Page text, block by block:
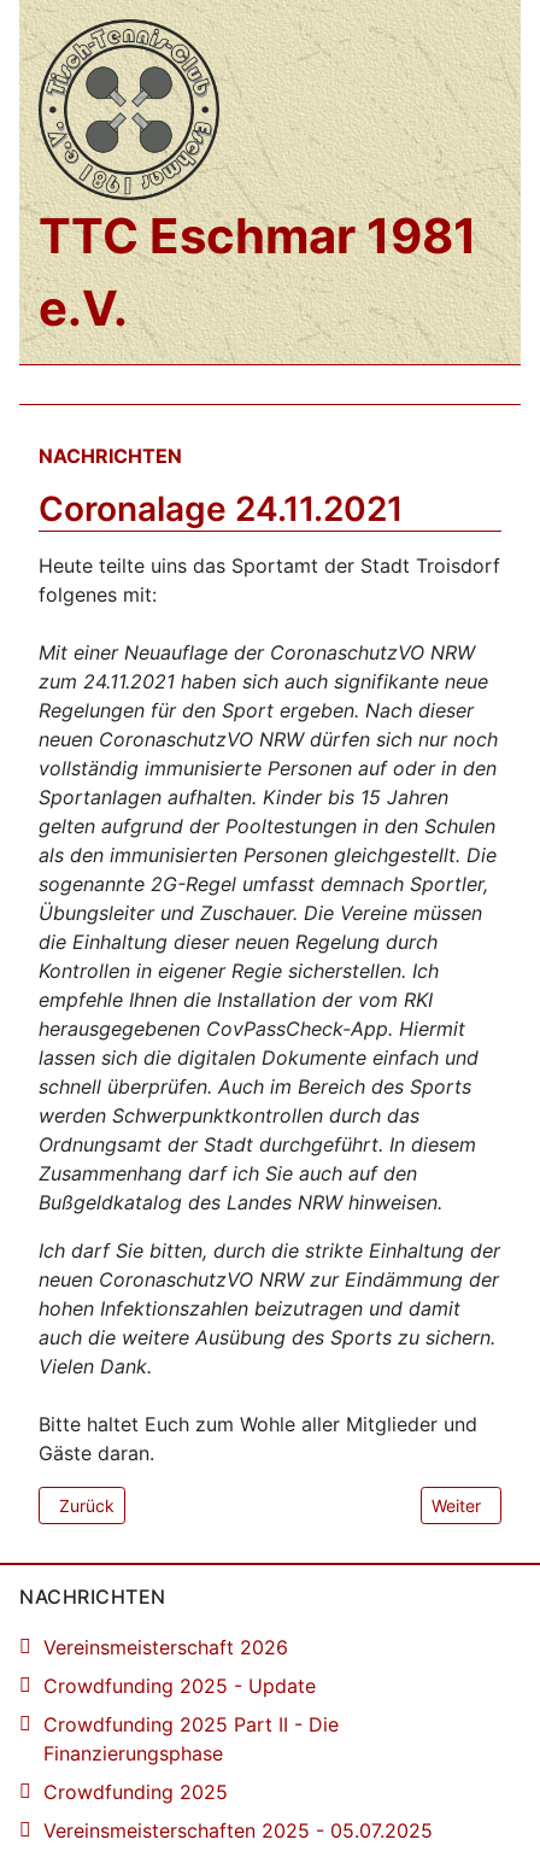
TTC Eschmar 1981
e.V.
NACHRICHTEN
Coronalage 24.11.2021
Heute teilte uins das Sportamt der Stadt Troisdorf
folgenes mit:
Mit einer Neuauflage der CoronaschutzVO NRW
zum 24.11.2021 haben sich auch signifikante neue
Regelungen für den Sport ergeben. Nach dieser
neuen CoronaschutzVO NRW dürfen sich nur noch
vollständig immunisierte Personen auf oder in den
Sportanlagen aufhalten. Kinder bis 15 Jahren
gelten aufgrund der Pooltestungen in den Schulen
als den immunisierten Personen gleichgestellt. Die
sogenannte 2G-Regel umfasst demnach Sportler,
Übungsleiter und Zuschauer. Die Vereine müssen
die Einhaltung dieser neuen Regelung durch
Kontrollen in eigener Regie sicherstellen. Ich
empfehle Ihnen die Installation der vom RKI
herausgegebenen CovPassCheck-App. Hiermit
lassen sich die digitalen Dokumente einfach und
schnell überprüfen. Auch im Bereich des Sports
werden Schwerpunktkontrollen durch das
Ordnungsamt der Stadt durchgeführt. In diesem
Zusammenhang darf ich Sie auch auf den
Bußgeldkatalog des Landes NRW hinweisen.
Ich darf Sie bitten, durch die strikte Einhaltung der
neuen CoronaschutzVO NRW zur Eindämmung der
hohen Infektionszahlen beizutragen und damit
auch die weitere Ausübung des Sports zu sichern.
Vielen Dank.
Bitte haltet Euch zum Wohle aller Mitglieder und
Gäste daran.
Vorheriger Beitrag: Brettchenturnier
Zurück Nächster
Weiter
NACHRICHTEN
Vereinsmeisterschaft 2026
Crowdfunding 2025 - Update
Crowdfunding 2025 Part II - Die
Finanzierungsphase
Crowdfunding 2025
Vereinsmeisterschaften 2025 - 05.07.2025